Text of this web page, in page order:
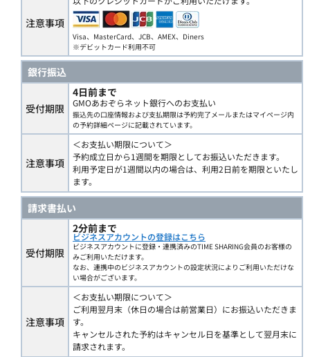
注意事項
Visa、MasterCard、JCB、AMEX、Diners
※デビットカード利用不可
銀行振込
受付期限
4日前まで
GMOあおぞらネット銀行へのお支払い
振込先の口座情報および支払期限は予約完了メールまたはマイページ内
の予約詳細ページに記載されています。
注意事項
＜お支払い期限について＞
予約成立日から1週間を期限としてお振込いただきます。
利用予定日が1週間以内の場合は、利用2日前を期限といたし
ます。
請求書払い
受付期限
2分前まで
ビジネスアカウントの登録はこちら
ビジネスアカウントに登録・連携済みのTIME SHARING会員のお客様の
みご利用いただけます。
なお、連携中のビジネスアカウントの設定状況によりご利用いただけな
い場合がございます。
注意事項
＜お支払い期限について＞
ご利用翌月末（休日の場合は前営業日）にお振込いただきま
す。
キャンセルされた予約はキャンセル日を基準として翌月末に
請求されます。